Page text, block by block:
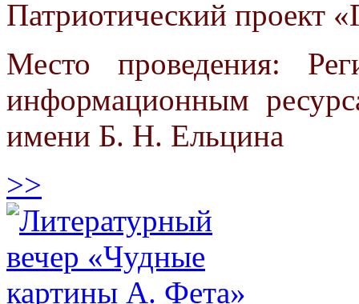
Патриотический проект
Место проведения:
информационным
имени Б. Н. Ельцина
>>